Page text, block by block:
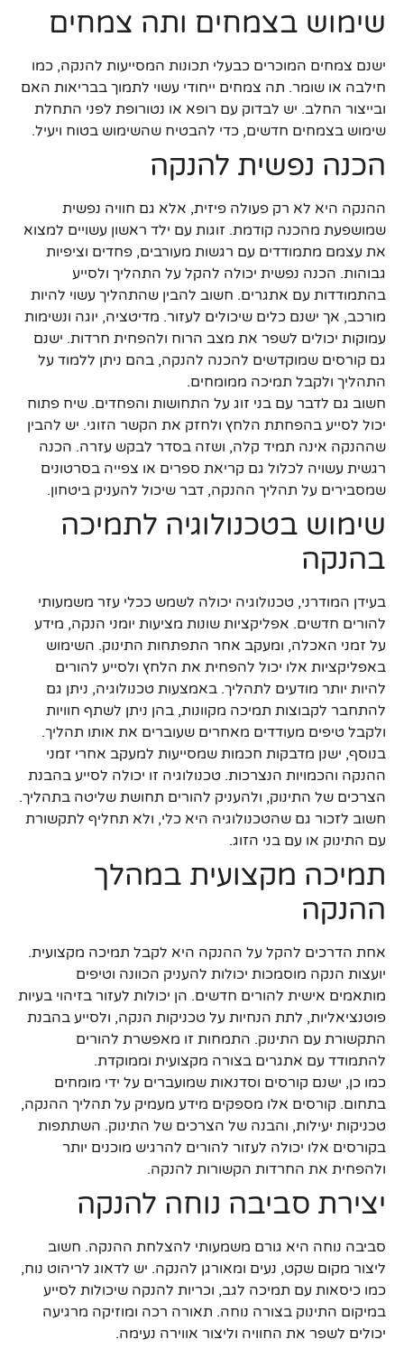
שימוש בצמחים ותה צמחים
ישנם צמחים המוכרים כבעלי תכונות המסייעות להנקה, כמו
חילבה או שומר. תה צמחים ייחודי עשוי לתמוך בבריאות האם
ובייצור החלב. יש לבדוק עם רופא או נטורופת לפני התחלת
שימוש בצמחים חדשים, כדי להבטיח שהשימוש בטוח ויעיל.
הכנה נפשית להנקה
ההנקה היא לא רק פעולה פיזית, אלא גם חוויה נפשית
שמושפעת מהכנה קודמת. זוגות עם ילד ראשון עשויים למצוא
את עצמם מתמודדים עם רגשות מעורבים, פחדים וציפיות
גבוהות. הכנה נפשית יכולה להקל על התהליך ולסייע
בהתמודדות עם אתגרים. חשוב להבין שהתהליך עשוי להיות
מורכב, אך ישנם כלים שיכולים לעזור. מדיטציה, יוגה ונשימות
עמוקות יכולים לשפר את מצב הרוח ולהפחית חרדות. ישנם
גם קורסים שמוקדשים להכנה להנקה, בהם ניתן ללמוד על
התהליך ולקבל תמיכה ממומחים.
חשוב גם לדבר עם בני זוג על התחושות והפחדים. שיח פתוח
יכול לסייע בהפחתת הלחץ ולחזק את הקשר הזוגי. יש להבין
שההנקה אינה תמיד קלה, ושזה בסדר לבקש עזרה. הכנה
רגשית עשויה לכלול גם קריאת ספרים או צפייה בסרטונים
שמסבירים על תהליך ההנקה, דבר שיכול להעניק ביטחון.
שימוש בטכנולוגיה לתמיכה
בהנקה
בעידן המודרני, טכנולוגיה יכולה לשמש ככלי עזר משמעותי
להורים חדשים. אפליקציות שונות מציעות יומני הנקה, מידע
על זמני האכלה, ומעקב אחר התפתחות התינוק. השימוש
באפליקציות אלו יכול להפחית את הלחץ ולסייע להורים
להיות יותר מודעים לתהליך. באמצעות טכנולוגיה, ניתן גם
להתחבר לקבוצות תמיכה מקוונות, בהן ניתן לשתף חוויות
ולקבל טיפים מעודדים מאחרים שעוברים את אותו תהליך.
בנוסף, ישנן מדבקות חכמות שמסייעות למעקב אחרי זמני
ההנקה והכמויות הנצרכות. טכנולוגיה זו יכולה לסייע בהבנת
הצרכים של התינוק, ולהעניק להורים תחושת שליטה בתהליך.
חשוב לזכור גם שהטכנולוגיה היא כלי, ולא תחליף לתקשורת
עם התינוק או עם בני הזוג.
תמיכה מקצועית במהלך
ההנקה
אחת הדרכים להקל על ההנקה היא לקבל תמיכה מקצועית.
יועצות הנקה מוסמכות יכולות להעניק הכוונה וטיפים
מותאמים אישית להורים חדשים. הן יכולות לעזור בזיהוי בעיות
פוטנציאליות, לתת הנחיות על טכניקות הנקה, ולסייע בהבנת
התקשורת עם התינוק. התמחות זו מאפשרת להורים
להתמודד עם אתגרים בצורה מקצועית וממוקדת.
כמו כן, ישנם קורסים וסדנאות שמועברים על ידי מומחים
בתחום. קורסים אלו מספקים מידע מעמיק על תהליך ההנקה,
טכניקות יעילות, והבנה של הצרכים של התינוק. השתתפות
בקורסים אלו יכולה לעזור להורים להרגיש מוכנים יותר
ולהפחית את החרדות הקשורות להנקה.
יצירת סביבה נוחה להנקה
סביבה נוחה היא גורם משמעותי להצלחת ההנקה. חשוב
ליצור מקום שקט, נעים ומאורגן להנקה. יש לדאוג לריהוט נוח,
כמו כיסאות עם תמיכה לגב, וכריות להנקה שיכולות לסייע
במיקום התינוק בצורה נוחה. תאורה רכה ומוזיקה מרגיעה
יכולים לשפר את החוויה וליצור אווירה נעימה.